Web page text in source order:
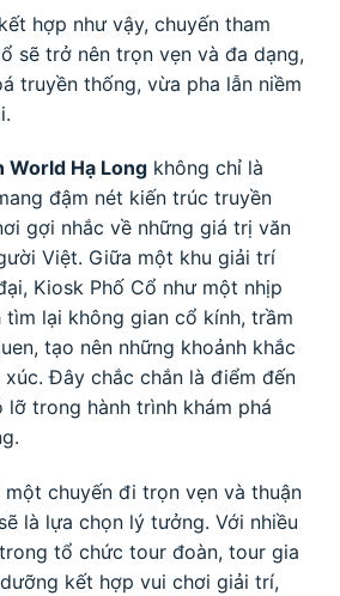
hợp như vậy, chuyến tham
sẽ trở nên trọn vẹn và đa dạng,
truyền thống, vừa pha lẫn niềm
World Hạ Long không chỉ là
đậm nét kiến trúc truyền
gợi nhắc về những giá trị văn
Việt. Giữa một khu giải trí
Kiosk Phố Cổ như một nhịp
tìm lại không gian cổ kính, trầm
tạo nên những khoảnh khắc
Đây chắc chắn là điểm đến
lỡ trong hành trình khám phá
một chuyến đi trọn vẹn và thuận
sẽ là lựa chọn lý tưởng. Với nhiều
tổ chức tour đoàn, tour gia
kết hợp vui chơi giải trí,